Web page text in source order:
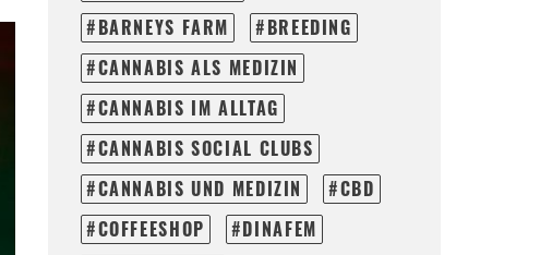
BARNEYS FARM
BREEDING
CANNABIS ALS MEDIZIN
CANNABIS IM ALLTAG
CANNABIS SOCIAL CLUBS
CANNABIS UND MEDIZIN
CBD
COFFEESHOP
DINAFEM